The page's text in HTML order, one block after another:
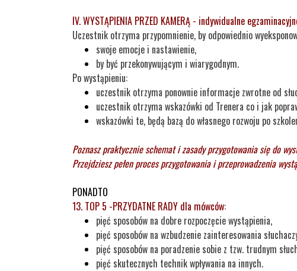
IV.WYSTĄPIENIA PRZED KAMERĄ - indywidualne
Uczestnik otrzyma przypomnienie, by odpowiednio
swoje emocje i nastawienie,
by być przekonywującym i wiarygodnym.
Po wystąpieniu:
uczestnik otrzyma ponownie informacje zwrotne od
uczestnik otrzyma wskazówki od Trenera co i jak
wskazówki te, będą bazą do własnego rozwoju po
Poznasz praktycznie schemat i zasady przygotowania się do
Przejdziesz pełen proces przygotowania i przeprowadzenia
PONADTO
13. TOP 5 -PRZYDATNE RADY dla mówców:
pięć sposobów na dobre rozpoczęcie wystąpienia,
pięć sposobów na wzbudzenie zainteresowania
pięć sposobów na poradzenie sobie z tzw. trudnym
pięć skutecznych technik wpływania na innych.